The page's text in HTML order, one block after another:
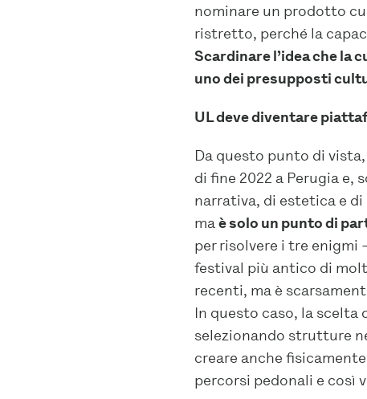
nominare un prodotto
ristretto, perché la
Scardinare l’idea che la
uno dei presupposti
UL deve diventare
Da questo punto di
di fine 2022 a Perugia
narrativa, di estetica e
maè solo un punto di
per risolvere i tre enigmi
festival più antico di
recenti, ma è
In questo caso, la scelta
selezionando strutture
creare anche
percorsi pedonali e così